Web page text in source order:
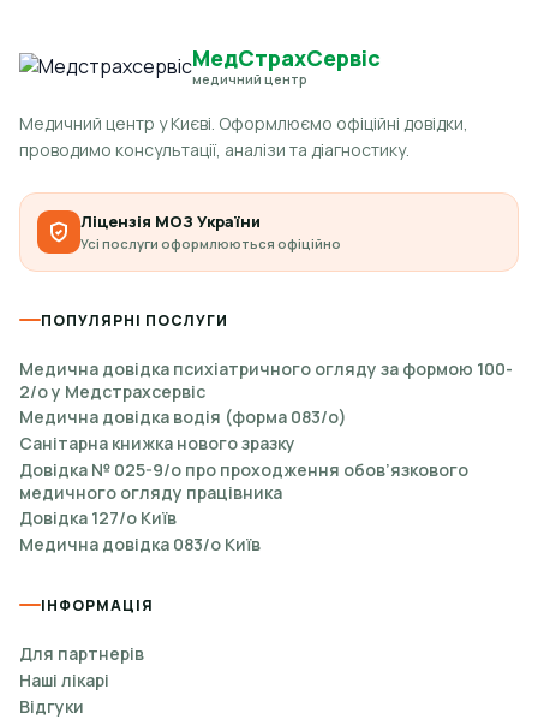
МедСтрахСервіс
медичний центр
Медичний центр у Києві. Оформлюємо офіційні довідки,
проводимо консультації, аналізи та діагностику.
Ліцензія МОЗ України
Усі послуги оформлюються офіційно
ПОПУЛЯРНІ ПОСЛУГИ
Медична довідка психіатричного огляду за формою 100-
2/о у Медстрахсервіс
Медична довідка водія (форма 083/о)
Санітарна книжка нового зразку
Довідка № 025-9/о про проходження обов’язкового
медичного огляду працівника
Довідка 127/о Київ
Медична довідка 083/о Київ
ІНФОРМАЦІЯ
Для партнерів
Наші лікарі
Відгуки